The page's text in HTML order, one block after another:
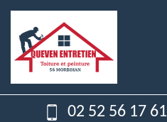
02 52 56 17 61